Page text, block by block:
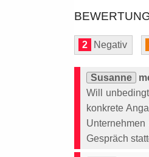
2 Negativ
Susanne
Will
konkrete
Gespräch